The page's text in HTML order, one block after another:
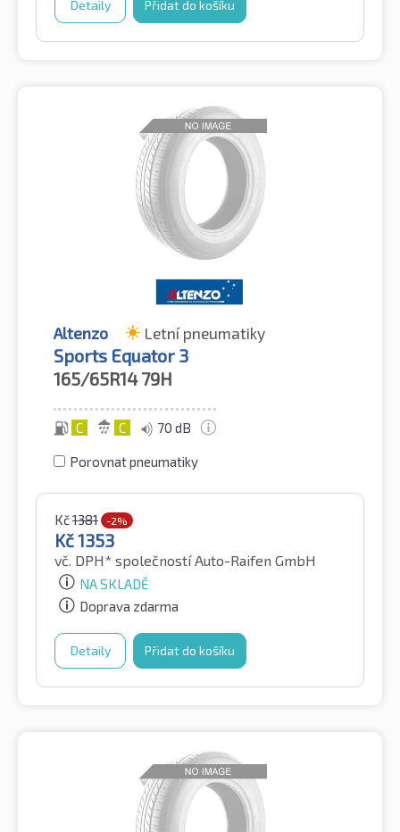
Detaily Přidat do košíku
Altenzo Letní pneumatiky
Sports Equator 3
165/65R14 79H
C C 70 dB
Porovnat pneumatiky
Kč1381 -2%
Kč1353
vč. DPH* společností Auto-Raifen GmbH
NA SKLADĚ
Doprava zdarma
Detaily Přidat do košíku